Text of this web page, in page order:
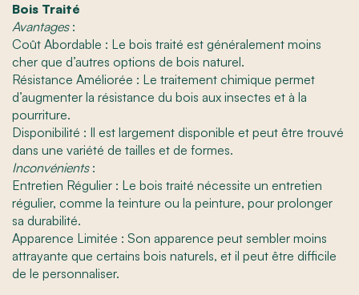
Bois Traité
Avantages:
Coût Abordable : Le bois traité est généralement moins
cher que d’autres options de bois naturel.
Résistance Améliorée : Le traitement chimique permet
d’augmenter la résistance du bois aux insectes et à la
pourriture.
Disponibilité : Il est largement disponible et peut être trouvé
dans une variété de tailles et de formes.
Inconvénients:
Entretien Régulier : Le bois traité nécessite un entretien
régulier, comme la teinture ou la peinture, pour prolonger
sa durabilité.
Apparence Limitée : Son apparence peut sembler moins
attrayante que certains bois naturels, et il peut être difficile
de le personnaliser.